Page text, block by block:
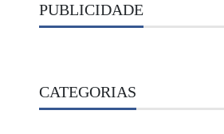
PUBLICIDADE
CATEGORIAS